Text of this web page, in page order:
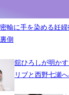
輸に手を染める妊
側
舘ひろしが明か
リブと西野七瀬